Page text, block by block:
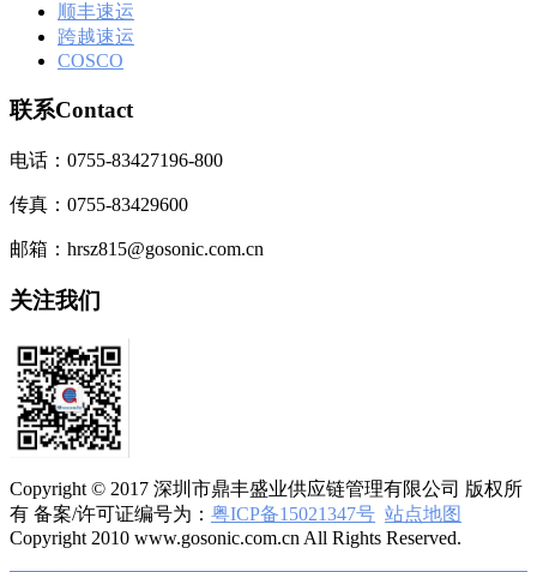
顺丰速运
跨越速运
COSCO
联系Contact
电话：0755-83427196-800
传真：0755-83429600
邮箱：hrsz815@gosonic.com.cn
关注我们
Copyright © 2017 深圳市鼎丰盛业供应链管理有限公司 版权所
有 备案/许可证编号为： 粤ICP备15021347号 站点地图
Copyright 2010 www.gosonic.com.cn All Rights Reserved.